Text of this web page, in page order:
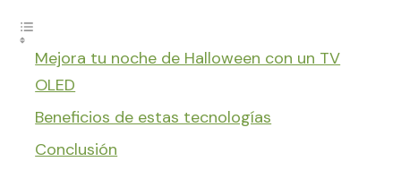
Mejora tu noche de Halloween con un TV
OLED
Beneficios de estas tecnologías
Conclusión